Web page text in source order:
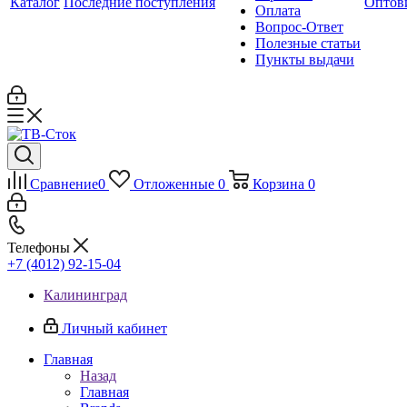
Оплата
Вопрос-Ответ
Полезные статьи
Пункты выдачи
Сравнение0 Отложенные 0 Корзина 0
Телефоны
+7 (4012) 92-15-04
Калининград
Личный кабинет
Главная
Назад
Главная